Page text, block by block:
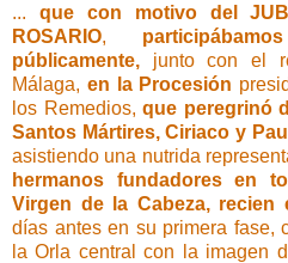
... que con motivo del
ROSARIO,
públicamente, junto con el
Málaga, en la Procesión
los Remedios, que peregrinó
Santos Mártires, Ciriaco y
asistiendo una nutrida
hermanos fundadores en
Virgen de la Cabeza, recien
días antes en su primera fase,
la Orla central con la imagen